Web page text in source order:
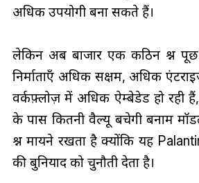
अधिक उपयोगी बना सकते हैं।
लेकिन अब बाजार एक कठिन प्रश्न
निर्माताएँ अधिक सक्षम, अधिक
वर्कफ़्लोज़ में अधिक ऐम्बेडेड हो रही
के पास कितनी वैल्यू बचेगी बनाम
प्रश्न मायने रखता है क्योंकि यह
की बुनियाद को चुनौती देता है।